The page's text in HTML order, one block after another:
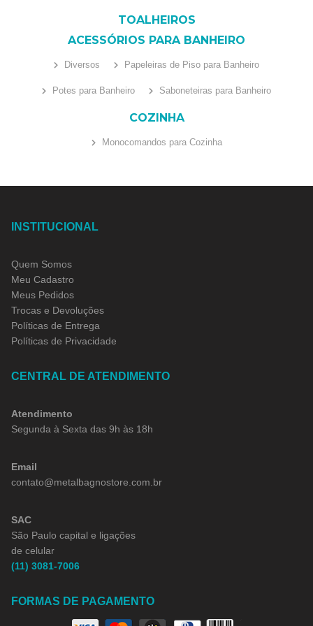
TOALHEIROS
ACESSÓRIOS PARA BANHEIRO
Diversos Papeleiras de Piso para Banheiro
Potes para Banheiro Saboneteiras para Banheiro
COZINHA
Monocomandos para Cozinha
INSTITUCIONAL
Quem Somos
Meu Cadastro
Meus Pedidos
Trocas e Devoluções
Políticas de Entrega
Políticas de Privacidade
CENTRAL DE ATENDIMENTO
Atendimento
Segunda à Sexta das 9h às 18h
Email
contato@metalbagnostore.com.br
SAC
São Paulo capital e ligações
de celular
(11) 3081-7006
FORMAS DE PAGAMENTO